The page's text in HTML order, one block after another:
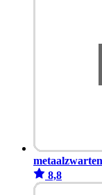
metaalzwarten
8,8